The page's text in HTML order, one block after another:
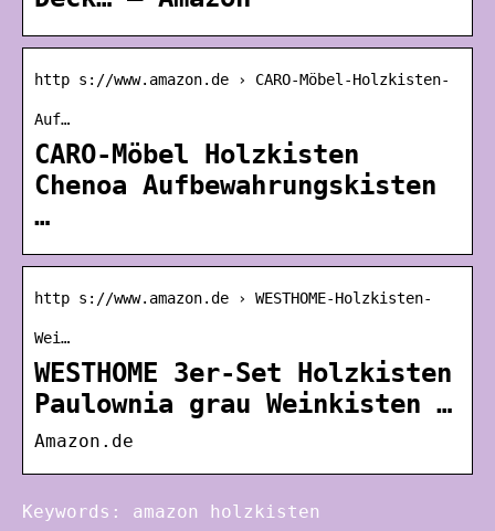
http s://www.amazon.de › CARO-Möbel-Holzkisten-
Auf…
CARO-Möbel Holzkisten
Chenoa Aufbewahrungskisten
…
http s://www.amazon.de › WESTHOME-Holzkisten-
Wei…
WESTHOME 3er-Set Holzkisten
Paulownia grau Weinkisten …
Amazon.de
Keywords: amazon holzkisten